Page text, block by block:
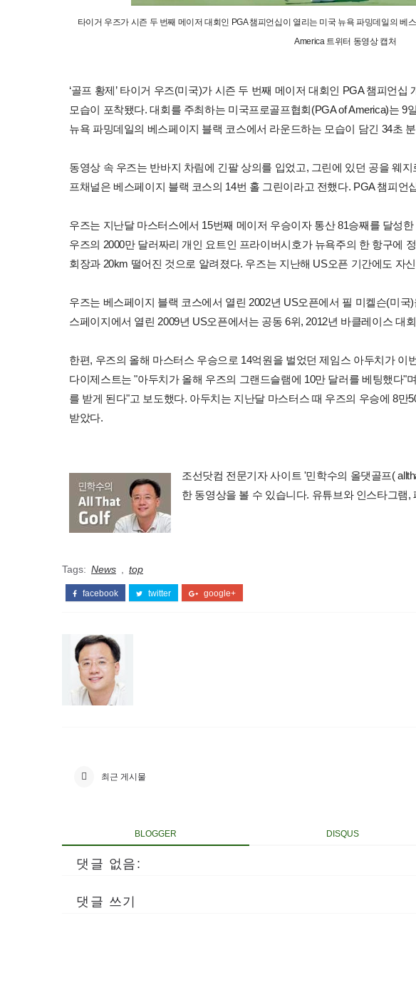
타이거 우즈가 시즌 두 번째 메이저 대회인 PGA 챔피언십이 열리는 미국 뉴욕 파밍데일의 베
America 트위터 동영상 캡처
‘골프 황제’ 타이거 우즈(미국)가 시즌 두 번째 메이저 대회인 PGA 챔피언
모습이 포착됐다. 대회를 주최하는 미국프로골프협회(PGA of America)는 9
뉴욕 파밍데일의 베스페이지 블랙 코스에서 라운드하는 모습이 담긴 34초
동영상 속 우즈는 반바지 차림에 긴팔 상의를 입었고, 그린에 있던 공을 웨
프채널은 베스페이지 블랙 코스의 14번 홀 그린이라고 전했다. PGA 챔피언
우즈는 지난달 마스터스에서 15번째 메이저 우승이자 통산 81승째를 달성
우즈의 2000만 달러짜리 개인 요트인 프라이버시호가 뉴욕주의 한 항구에
회장과 20km 떨어진 것으로 알려졌다. 우즈는 지난해 US오픈 기간에도 자
우즈는 베스페이지 블랙 코스에서 열린 2002년 US오픈에서 필 미켈슨(미
스페이지에서 열린 2009년 US오픈에서는 공동 6위, 2012년 바클레이스 대
한편, 우즈의 올해 마스터스 우승으로 14억원을 벌었던 제임스 아두치가 이
다이제스트는 "아두치가 올해 우즈의 그랜드슬램에 10만 달러를 베팅했다"
를 받게 된다"고 보도했다. 아두치는 지난달 마스터스 때 우즈의 우승에 8만
받았다.
조선닷컴 전문기자 사이트 '민학수의 올댓골프(
한 동영상을 볼 수 있습니다. 유튜브와 인스타그램
Tags: News top
facebook twitter google+
최근 게시물
BLOGGER DISQUS
댓글 없음:
댓글 쓰기